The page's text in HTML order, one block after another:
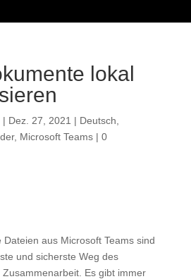
lokal
| Dez. 27, 2021 | Deutsch
, Microsoft Teams| 0
aus Microsoft Teams sind
und sicherste Weg des
Es gibt immer